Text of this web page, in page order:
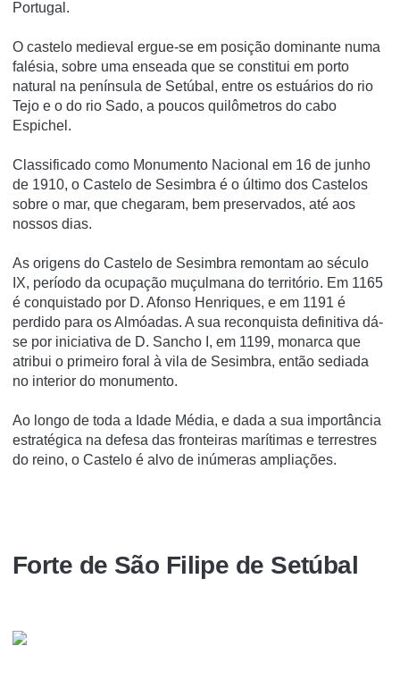
Portugal.
O castelo medieval ergue-se em posição dominante numa
falésia, sobre uma enseada que se constitui em porto
natural na pení­nsula de Setúbal, entre os estuários do rio
Tejo e o do rio Sado, a poucos quilômetros do cabo
Espichel.
Classificado como Monumento Nacional em 16 de junho
de 1910, o Castelo de Sesimbra é o último dos Castelos
sobre o mar, que chegaram, bem preservados, até aos
nossos dias.
As origens do Castelo de Sesimbra remontam ao século
IX, período da ocupação muçulmana do território. Em 1165
é conquistado por D. Afonso Henriques, e em 1191 é
perdido para os Almóadas. A sua reconquista definitiva dá-
se por iniciativa de D. Sancho I, em 1199, monarca que
atribui o primeiro foral à vila de Sesimbra, então sediada
no interior do monumento.
Ao longo de toda a Idade Média, e dada a sua importância
estratégica na defesa das fronteiras marítimas e terrestres
do reino, o Castelo é alvo de inúmeras ampliações.
Forte de São Filipe de Setúbal